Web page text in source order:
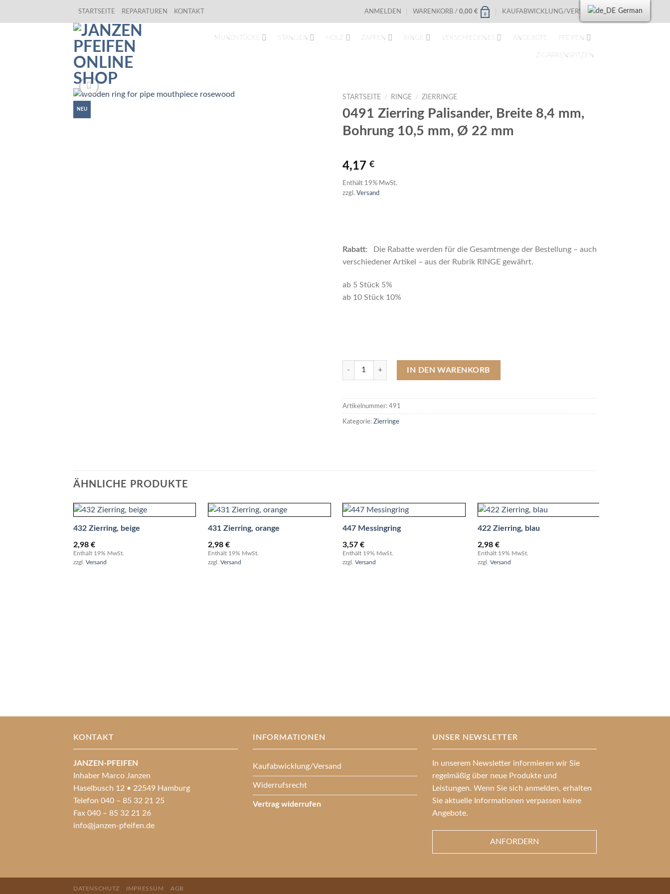
STARTSEITE REPARATUREN KONTAKT ANMELDEN WARENKORB / 0,00 € 0 KAUFABWICKLUNG/VERSAND
MUNDSTÜCKE STANGEN HOLZ ZAPFEN RINGE VERSCHIEDENES ANGEBOTE PFEIFEN
ZIGARRENSPITZEN
NEU
STARTSEITE / RINGE / ZIERRINGE
0491 Zierring Palisander, Breite 8,4 mm,
Bohrung 10,5 mm, Ø 22 mm
4,17 €
Enthält 19% MwSt.
zzgl. Versand
Rabatt:
Die Rabatte werden für die Gesamtmenge der Bestellung – auch
verschiedener Artikel – aus der Rubrik RINGE gewährt.
ab 5 Stück 5%
ab 10 Stück 10%
0491 Zierring Palisander, Breite 8,4 mm, Bohrung 10,5 mm, Ø 22 mm Menge
IN DEN WARENKORB
Artikelnummer: 491
Kategorie: Zierringe
ÄHNLICHE PRODUKTE
432 Zierring, beige
2,98 €
Enthält 19% MwSt.
zzgl. Versand
431 Zierring, orange
2,98€
Enthält 19% MwSt.
zzgl.Versand
447 Messingring
3,57€
Enthält 19% MwSt.
zzgl.Versand
422 Zierring, blau
2,98 €
Enthält 19% MwSt.
zzgl. Versand
KONTAKT
JANZEN-PFEIFEN
Inhaber Marco Janzen
Haselbusch 12 • 22549 Hamburg
Telefon 040 – 85 32 21 25
Fax 040 – 85 32 21 26
info@janzen-pfeifen.de
INFORMATIONEN
Kaufabwicklung/Versand
Widerrufsrecht
Vertrag widerrufen
UNSER NEWSLETTER
In unserem Newsletter informieren wir Sie
regelmäßig über neue Produkte und
Leistungen. Wenn Sie sich anmelden, erhalten
Sie aktuelle Informationen verpassen keine
Angebote.
ANFORDERN
DATENSCHUTZ IMPRESSUM AGB
German